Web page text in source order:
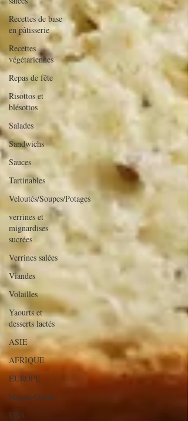
Recettes de base
en pâtisserie
Recettes
végétariennes
Repas de fête
Risottos et
blésottos
Salades
Sandwichs
Sauces
Tartinables
Veloutés/Soupes/Potages
verrines et
mignardises
sucrées
Verrines salées
Viandes
Volailles
Yaourts et
desserts lactés
ASIE
AFRIQUE
EUROPE
Moyen-Orient
USA